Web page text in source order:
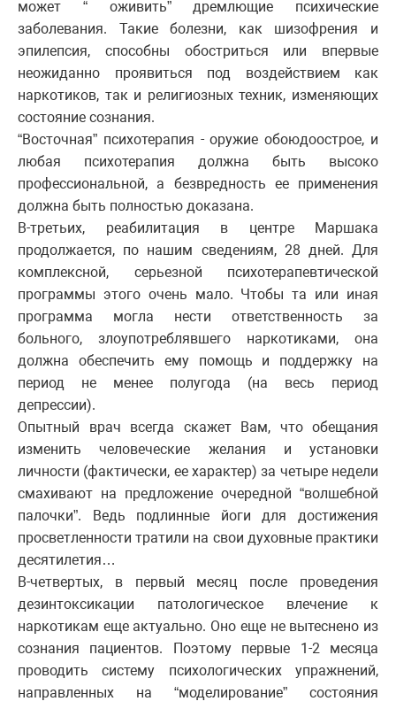
может “ оживить” дремлющие психические
заболевания. Такие болезни, как шизофрения и
эпилепсия, способны обостриться или впервые
неожиданно проявиться под воздействием как
наркотиков, так и религиозных техник, изменяющих
состояние сознания.
“Восточная” психотерапия - оружие обоюдоострое, и
любая психотерапия должна быть высоко
профессиональной, а безвредность ее применения
должна быть полностью доказана.
В-третьих, реабилитация в центре Маршака
продолжается, по нашим сведениям, 28 дней. Для
комплексной, серьезной психотерапевтической
программы этого очень мало. Чтобы та или иная
программа могла нести ответственность за
больного, злоупотреблявшего наркотиками, она
должна обеспечить ему помощь и поддержку на
период не менее полугода (на весь период
депрессии).
Опытный врач всегда скажет Вам, что обещания
изменить человеческие желания и установки
личности (фактически, ее характер) за четыре недели
смахивают на предложение очередной “волшебной
палочки”. Ведь подлинные йоги для достижения
просветленности тратили на свои духовные практики
десятилетия…
В-четвертых, в первый месяц после проведения
дезинтоксикации патологическое влечение к
наркотикам еще актуально. Оно еще не вытеснено из
сознания пациентов. Поэтому первые 1-2 месяца
проводить систему психологических упражнений,
направленных на “моделирование” состояния